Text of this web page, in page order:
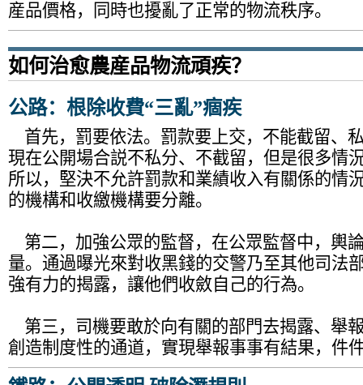
産品價格，同時也擾亂了正常的物流秩序。
如何治愈農産品物流頑疾？
公路：根除收費“三亂”痼疾
首先，罰要依法。罰款要上交，不能截留、
現在公開場合説不私分、不截留，但是很多情
所以，堅決不允許罰款和業績收入有關係的情
的機構和收繳機構要分離。
第二，加強公眾的監督，在公眾監督中，輿
量。通過曝光來對收黑錢的交警乃至其他司法
強有力的揭露，讓他們收斂自己的行為。
第三，司機要敢於向有關的部門去揭露、舉
創造制度性的通道，實現舉報事事有結果，件